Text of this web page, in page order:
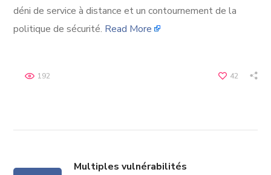
déni de service à distance et un contournement de la
politique de sécurité. Read More
42
192
Multiples vulnérabilités